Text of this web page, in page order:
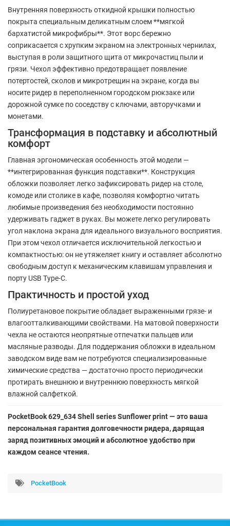
Внутренняя поверхность откидной крышки полностью
покрыта специальным деликатным слоем **мягкой
бархатистой микрофибры**. Этот ворс бережно
соприкасается с хрупким экраном на электронных чернилах,
выступая в роли защитного щита от микрочастиц пыли и
грязи. Чехол эффективно предотвращает появление
потертостей, сколов и микротрещин на экране, когда вы
носите ридер в переполненном городском рюкзаке или
дорожной сумке по соседству с ключами, авторучками и
монетами.
Трансформация в подставку и абсолютный
комфорт
Главная эргономическая особенность этой модели —
**интегрированная функция подставки**. Конструкция
обложки позволяет легко зафиксировать ридер на столе,
комоде или столике в кафе, позволяя комфортно читать
любимые произведения без необходимости постоянно
удерживать гаджет в руках. Вы можете легко регулировать
угол наклона экрана для идеального визуального восприятия.
При этом чехол отличается исключительной легкостью и
компактностью: он не утяжеляет книгу и оставляет абсолютно
свободным доступ к механическим клавишам управления и
порту USB Type-C.
Практичность и простой уход
Полиуретановое покрытие обладает выраженными грязе- и
влагоотталкивающими свойствами. На матовой поверхности
чехла не остаются неопрятные отпечатки пальцев или
масляные разводы. Для поддержания обложки в идеальном
заводском виде вам не потребуются специализированные
химические средства — достаточно просто периодически
протирать внешнюю и внутреннюю поверхность мягкой
влажной салфеткой.
PocketBook 629_634 Shell series Sunflower print — это ваша
персональная гарантия долговечности ридера, дарящая
заряд позитивных эмоций и абсолютное удобство при
каждом сеансе чтения.
PocketBook